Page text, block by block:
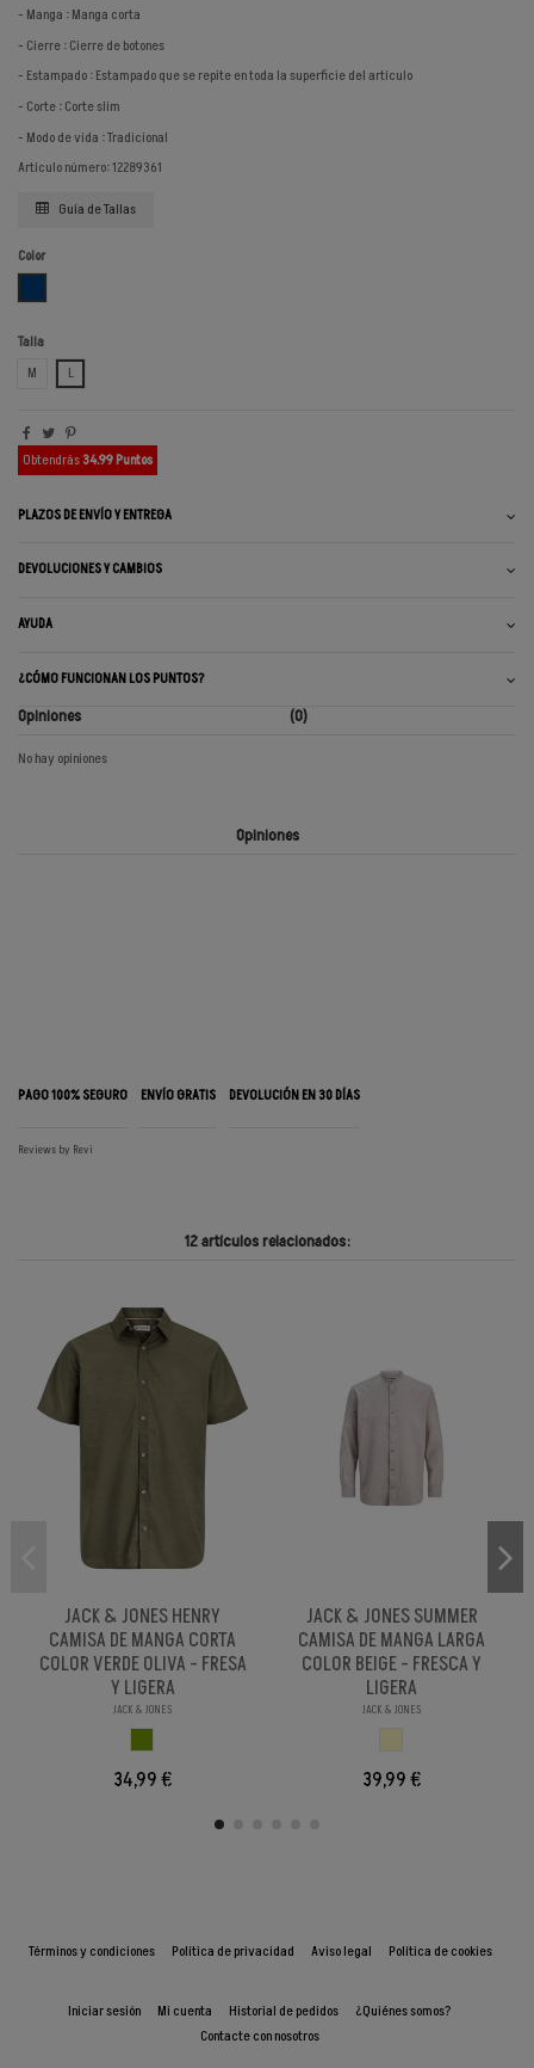
- Manga : Manga corta
- Cierre : Cierre de botones
- Estampado : Estampado que se repite en toda la superficie del artículo
- Corte : Corte slim
- Modo de vida : Tradicional
Artículo número: 12289361
Guía de Tallas
Color
Talla
M
L
Obtendrás34.99 Puntos
PLAZOS DE ENVÍO Y ENTREGA
DEVOLUCIONES Y CAMBIOS
AYUDA
¿CÓMO FUNCIONAN LOS PUNTOS?
Opiniones (0)
No hay opiniones
Opiniones
PAGO 100% SEGURO ENVÍO GRATIS DEVOLUCIÓN EN 30 DÍAS
Reviews by Revi
12 artículos relacionados:
JACK & JONES HENRY
CAMISA DE MANGA CORTA
COLOR VERDE OLIVA - FRESA
Y LIGERA
JACK & JONES
34,99 €
JACK & JONES SUMMER
CAMISA DE MANGA LARGA
COLOR BEIGE - FRESCA Y
LIGERA
JACK & JONES
39,99 €
Términos y condiciones Política de privacidad Aviso legal Política de cookies
Iniciar sesión Mi cuenta Historial de pedidos
¿Quiénes somos?
Contacte con nosotros